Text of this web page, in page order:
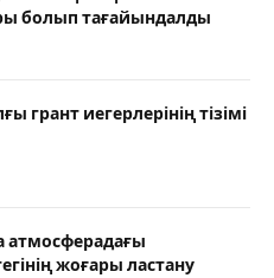
болып тағайындалды
грант иегерлерінің тізімі
атмосферадағы
жоғары ластану